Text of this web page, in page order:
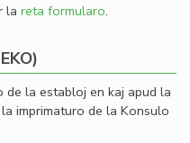
la reta formularo.
la establoj en kaj apud la
imprimaturo de la Konsulo